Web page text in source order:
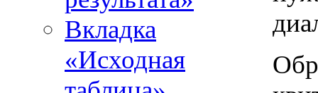
Вкладка
«Исходная